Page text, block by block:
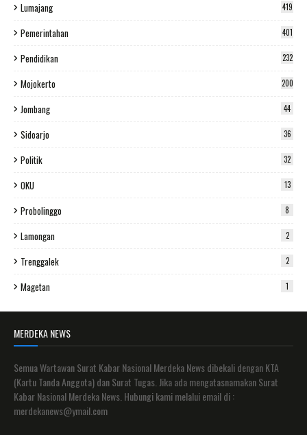
Lumajang 419
Pemerintahan 401
Pendidikan 232
Mojokerto 200
Jombang 44
Sidoarjo 36
Politik 32
OKU 13
Probolinggo 8
Lamongan 2
Trenggalek 2
Magetan 1
MERDEKA NEWS
Semua Wartawan Surat Kabar Nasional Merdeka News dibekali dengan KTA
(Kartu Tanda Anggota) dan Surat Tugas. Jika ada mengatasnamakan Surat
Kabar Nasional Merdeka News. Hubungi kami melalui email di :
merdekanews@ymail.com